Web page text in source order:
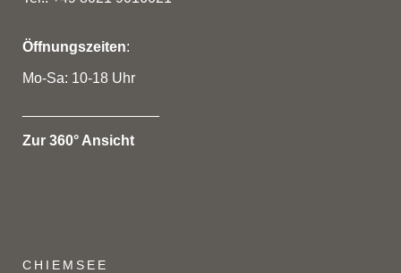
Öffnungszeiten:
Mo-Sa: 10-18 Uhr
Zur 360° Ansicht
CHIEMSEE